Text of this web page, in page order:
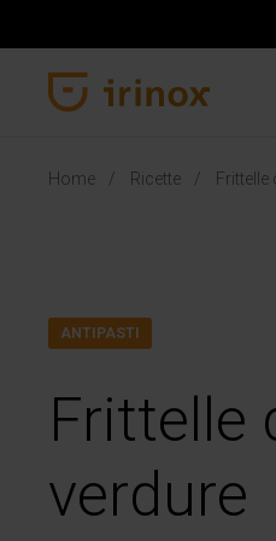
Home Ricette
ANTIPASTI
Frittelle
verdure